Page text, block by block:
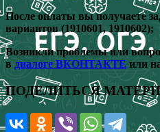
После оплаты вы получаете
вариантов (1910601, 1910602);
Возникли проблемы или
в диалоге ВКОНТАКТЕ или
ПОДЕЛИТЬСЯ